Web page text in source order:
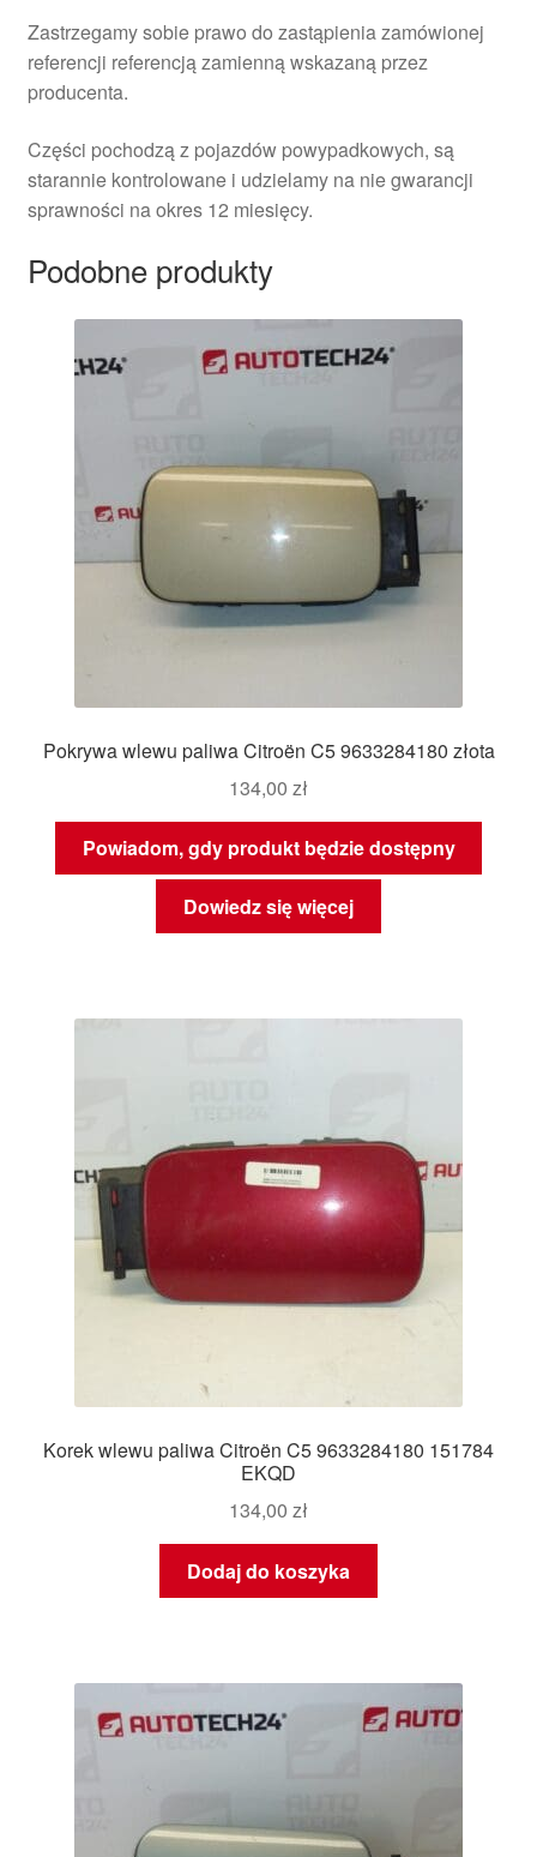
Zastrzegamy sobie prawo do zastąpienia zamówionej
referencji referencją zamienną wskazaną przez
producenta.
Części pochodzą z pojazdów powypadkowych, są
starannie kontrolowane i udzielamy na nie gwarancji
sprawności na okres 12 miesięcy.
Podobne produkty
Pokrywa wlewu paliwa Citroën C5 9633284180 złota
134,00 zł
Powiadom, gdy produkt będzie dostępny
Dowiedz się więcej
Korek wlewu paliwa Citroën C5 9633284180 151784
EKQD
134,00 zł
Dodaj do koszyka